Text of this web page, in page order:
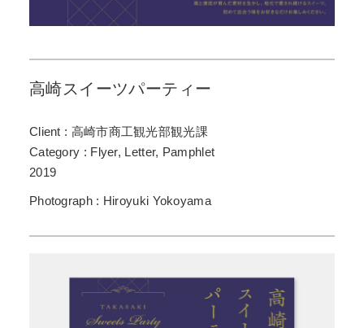
高崎スイーツパーティー
Client : 高崎市商工観光部観光課
Category : Flyer, Letter, Pamphlet
2019
Photograph : Hiroyuki Yokoyama